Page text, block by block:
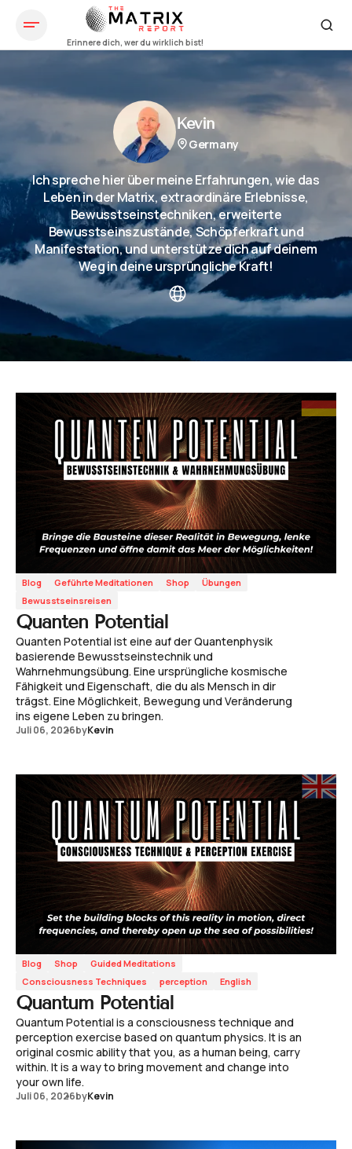
Kevin
Germany
Ich spreche hier über meine Erfahrungen, wie das
Leben in der Matrix, extraordinäre Erlebnisse,
Bewusstseinstechniken, erweiterte
Bewusstseinszustände, Schöpferkraft und
Manifestation, und unterstütze dich auf deinem
Weg in deine ursprüngliche Kraft!
Blog Geführte Meditationen Shop
Übungen
Bewusstseinsreisen
Quanten Potential
Quanten Potential ist eine auf der Quantenphysik
basierende Bewusstseinstechnik und
Wahrnehmungsübung. Eine ursprüngliche kosmische
Fähigkeit und Eigenschaft, die du als Mensch in dir
trägst. Eine Möglichkeit, Bewegung und Veränderung
ins eigene Leben zu bringen.
Juli 06, 2026byKevin
Blog Shop
Guided Meditations
Consciousness Techniques
perception English
Quantum Potential
Quantum Potential is a consciousness technique and
perception exercise based on quantum physics. It is an
original cosmic ability that you, as a human being, carry
within. It is a way to bring movement and change into
your own life.
Juli 06, 2026byKevin